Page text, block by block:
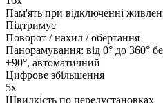
Пам'ять при відключенні
Підтримує
Поворот / нахил / обертання
Панорамування: від 0° до 360°
+90°, автоматичний
Цифрове збільшення
5х
Швидкість по передустановках